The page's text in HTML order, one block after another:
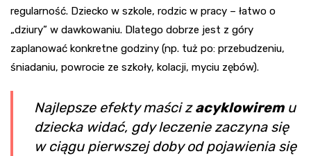
regularność. Dziecko w szkole, rodzic w pracy – łatwo o
„dziury” w dawkowaniu. Dlatego dobrze jest z góry
zaplanować konkretne godziny (np. tuż po: przebudzeniu,
śniadaniu, powrocie ze szkoły, kolacji, myciu zębów).
Najlepsze efekty maści zacyklowiremu
dziecka widać, gdy leczenie zaczyna się
w ciągu pierwszej doby od pojawienia się